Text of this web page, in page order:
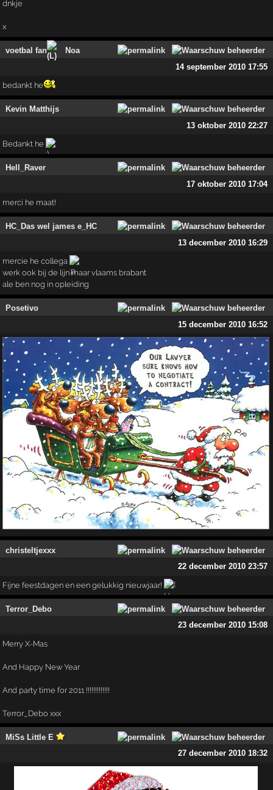
dnkje
x
voetbal fan
Noa
14 september 2010 17:55
bedankt he
Kevin Matthijs
13 oktober 2010 22:27
Bedankt he
Hell_Raver
17 oktober 2010 17:04
merci he maat!
HC_Das wel james e_HC
13 december 2010 16:29
mercie he collega
werk ook bij de lijn maar vlaams brabant
ale ben nog in opleiding
Posetivo
15 december 2010 16:52
christeltjexxx
22 december 2010 23:57
Fijne feestdagen en een gelukkig nieuwjaar!
Terror_Debo
23 december 2010 15:08
Merry X-Mas
And Happy New Year
And party time for 2011 !!!!!!!!!!!!!
Terror_Debo xxx
MiSs Little E
27 december 2010 18:32